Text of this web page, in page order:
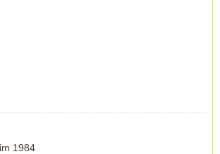
1984